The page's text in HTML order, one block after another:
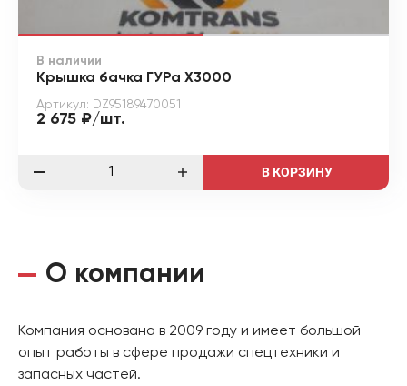
В наличии
Крышка бачка ГУРа X3000
Артикул: DZ95189470051
2 675 ₽/шт.
В КОРЗИНУ
О компании
Компания основана в 2009 году и имеет большой
опыт работы в сфере продажи спецтехники и
запасных частей.